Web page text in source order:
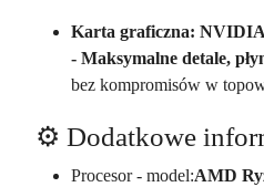
Karta graficzna:
- Maksymalne detale,
bez kompromisów w
⚙️ Dodatkowe
Procesor - model:AMD